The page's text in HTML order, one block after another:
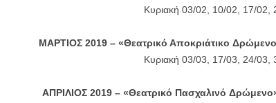
Κυριακή 03/02, 10/02, 17/02,
ΜΑΡΤΙΟΣ 2019 – «ΘεατρικόΑποκριάτικο
Κυριακή 03/03, 17/03, 24/03,
ΑΠΡΙΛΙΟΣ 2019 – «Θεατρικό Πασχαλινό